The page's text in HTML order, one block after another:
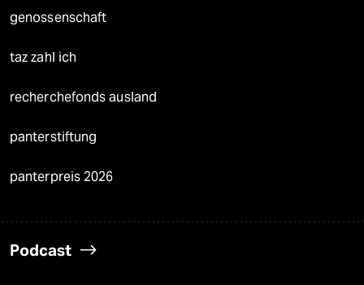
genossenschaft
taz zahl ich
recherchefonds ausland
panterstiftung
panterpreis 2026
Podcast